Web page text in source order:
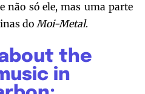
não só ele, mas uma parte
do Moi-Metal.
the
in